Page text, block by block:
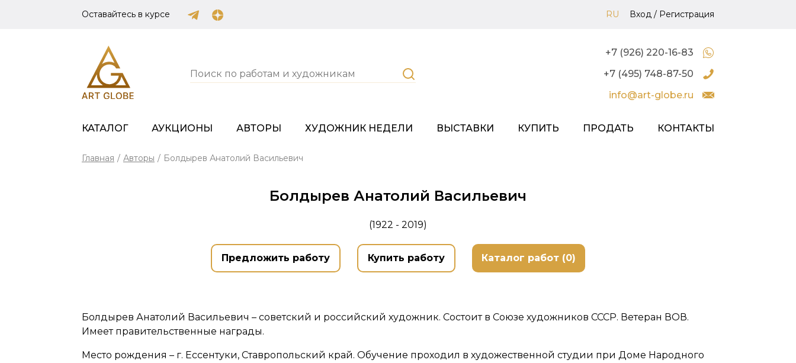
Оставайтесь в курсе RU Вход / Регистрация
+7 (926) 220-16-83
+7 (495) 748-87-50
info@art-globe.ru
КАТАЛОГ АУКЦИОНЫ АВТОРЫ ХУДОЖНИК НЕДЕЛИ ВЫСТАВКИ КУПИТЬ ПРОДАТЬ КОНТАКТЫ
Главная / Авторы / Болдырев Анатолий Васильевич
Болдырев Анатолий Васильевич
(1922 - 2019)
Предложить работу Купить работу Каталог работ (0)
Болдырев Анатолий Васильевич – советский и российский художник. Состоит в Союзе художников СССР. Ветеран ВОВ.
Имеет правительственные награды.
Место рождения – г. Ессентуки, Ставропольский край. Обучение проходил в художественной студии при Доме Народного